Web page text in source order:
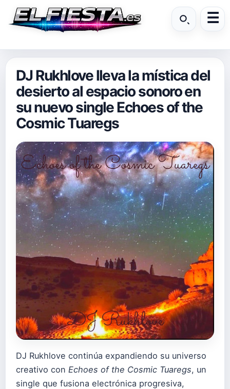
DJ Rukhlove lleva la mística del
desierto al espacio sonoro en
su nuevo single Echoes of the
Cosmic Tuaregs
DJ Rukhlove continúa expandiendo su universo
creativo con Echoes of the Cosmic Tuaregs, un
single que fusiona electrónica progresiva,